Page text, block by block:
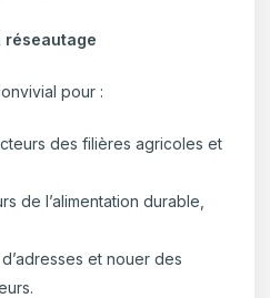
réseautage
pour :
des filières agricoles et
de l’alimentation durable,
et nouer des